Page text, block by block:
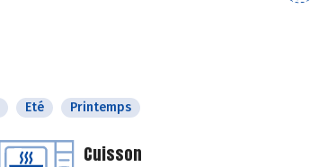
Eté Printemps
Cuisson